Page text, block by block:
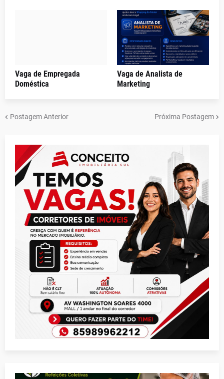
Vaga de Empregada
Doméstica
Vaga de Analista de
Marketing
Postagem Anterior Próxima Postagem